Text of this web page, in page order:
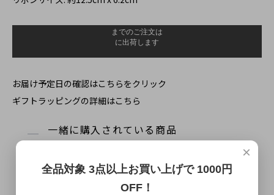
お届け予定日の確認はこちらをクリック
ギフトラッピングの詳細はこちら
一緒に購入されている商品
×
全品対象 3点以上お買い上げで 1000円
OFF！